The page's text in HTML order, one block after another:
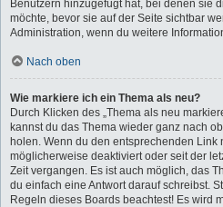
Benutzern hinzugefügt hat, bei denen sie
möchte, bevor sie auf der Seite sichtbar
Administration, wenn du weitere
Nach oben
Wie markiere ich ein Thema als neu?
Durch Klicken des „Thema als neu
kannst du das Thema wieder ganz nach
holen. Wenn du den entsprechenden Link
möglicherweise deaktiviert oder seit der
Zeit vergangen. Es ist auch möglich, das
du einfach eine Antwort darauf schreibst.
Regeln dieses Boards beachtest! Es wird